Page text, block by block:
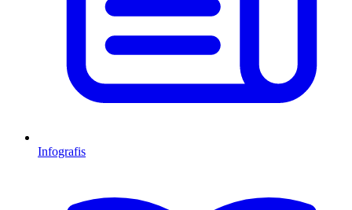
Infografis